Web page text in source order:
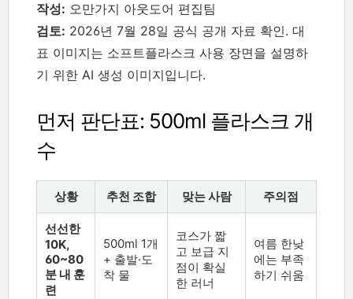
작성: 오만가지 아웃도어 편집팀
검토: 2026년 7월 28일 공식 공개 자료 확인. 대
표 이미지는 소프트플라스크 사용 장면을 설명하
기 위한 AI 생성 이미지입니다.
먼저 판단표: 500ml 플라스크 개
수
상황 추천 조합 맞는 사람 주의점
선선한
10K,
60~80
분 내 훈
련
500ml 1개
+ 출발·도
착 물
코스가 짧
고 보급 지
점이 확실
한 러너
여름 한낮
에는 부족
하기 쉬움